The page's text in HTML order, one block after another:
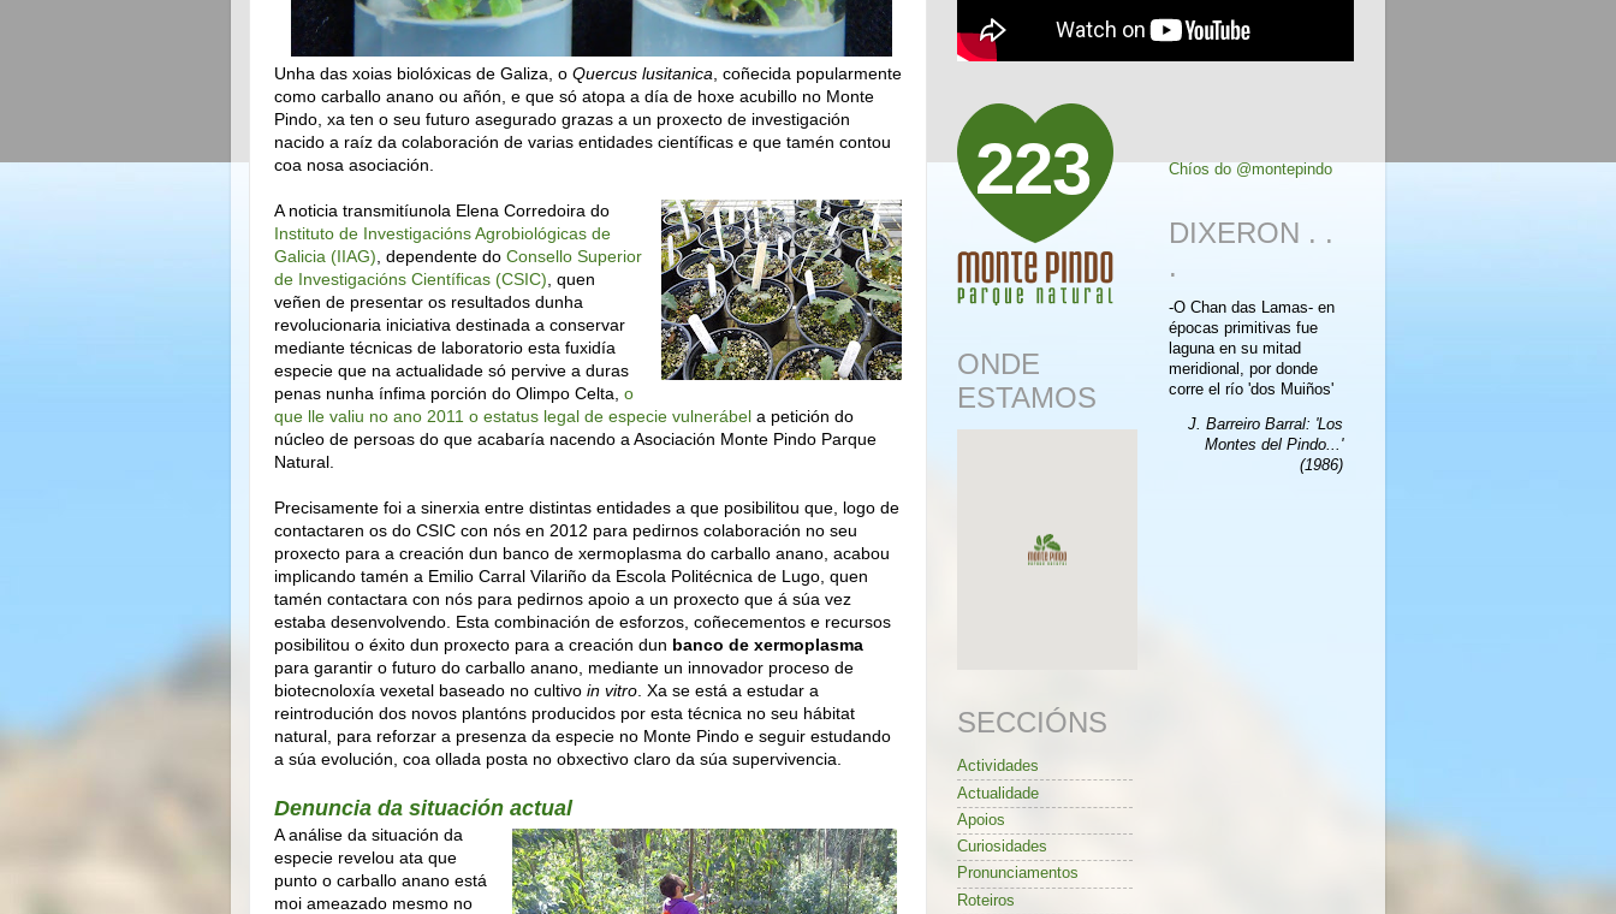
Unha das xoias biolóxicas de Galiza, o Quercus lusitanica , coñecida popularmente
como carballo anano ou añón, e que só atopa a día de hoxe acubillo no Monte
Pindo, xa ten o seu futuro asegurado grazas a un proxecto de investigación
nacido a raíz da colaboración de varias entidades científicas e que tamén contou
coa nosa asociación.
A noticia transmitíunola Elena Corredoira do
Instituto de Investigacións Agrobiológicas de
Galicia (IIAG) , dependente do Consello Superior
de Investigacións Científicas (CSIC) , quen
veñen de presentar os resultados dunha
revolucionaria iniciativa destinada a conservar
mediante técnicas de laboratorio esta fuxidía
especie que na actualidade só pervive a duras
penas nunha ínfima porción do Olimpo Celta, o
que lle valiu no ano 2011 o estatus legal de especie vulnerábel a petición do
núcleo de persoas do que acabaría nacendo a Asociación Monte Pindo Parque
Natural.
Precisamente foi a sinerxia entre distintas entidades a que posibilitou que, logo de
contactaren os do CSIC con nós en 2012 para pedirnos colaboración no seu
proxecto para a creación dun banco de xermoplasma do carballo anano, acabou
implicando tamén a Emilio Carral Vilariño da Escola Politécnica de Lugo, quen
tamén contactara con nós para pedirnos apoio a un proxecto que á súa vez
estaba desenvolvendo. Esta combinación de esforzos, coñecementos e recursos
posibilitou o éxito dun proxecto para a creación dun banco de xermoplasma
para garantir o futuro do carballo anano, mediante un innovador proceso de
biotecnoloxía vexetal baseado no cultivo in vitro . Xa se está a estudar a
reintrodución dos novos plantóns producidos por esta técnica no seu hábitat
natural, para reforzar a presenza da especie no Monte Pindo e seguir estudando
a súa evolución, coa ollada posta no obxectivo claro da súa supervivencia.
Denuncia da situación actual
A análise da situación da
especie revelou ata que
punto o carballo anano está
moi ameazado mesmo no
223
ONDE
ESTAMOS
SECCIÓNS
Actividades
Actualidade
Apoios
Curiosidades
Pronunciamentos
Roteiros
Chíos do @montepindo
DIXERON . .
.
-O Chan das Lamas- en
épocas primitivas fue
laguna en su mitad
meridional, por donde
corre el río 'dos Muiños'
J. Barreiro Barral: 'Los
Montes del Pindo...'
(1986)